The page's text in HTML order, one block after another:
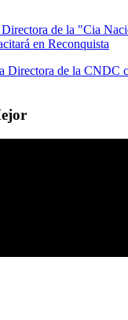
de la "Cia
en Reconquista
Directora de la CNDC